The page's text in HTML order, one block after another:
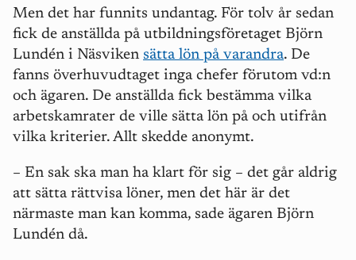
Men det har funnits undantag. För tolv år sedan
fick de anställda på utbildningsföretaget Björn
Lundén i Näsviken sätta lön på varandra. De
fanns överhuvudtaget inga chefer förutom vd:n
och ägaren. De anställda fick bestämma vilka
arbetskamrater de ville sätta lön på och utifrån
vilka kriterier. Allt skedde anonymt.
– En sak ska man ha klart för sig – det går aldrig
att sätta rättvisa löner, men det här är det
närmaste man kan komma, sade ägaren Björn
Lundén då.